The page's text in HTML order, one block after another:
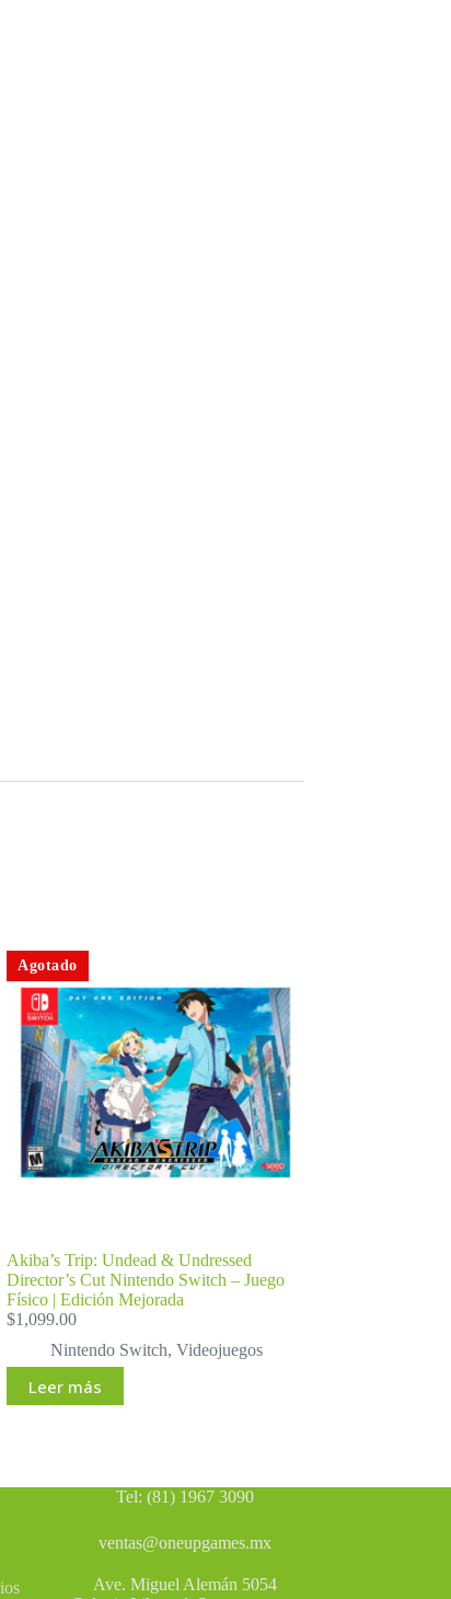
Agotado
Akiba’s Trip: Undead & Undressed
Director’s Cut Nintendo Switch – Juego
Físico | Edición Mejorada
$1,099.00
Nintendo Switch,Videojuegos
Leer más
Tel: (81) 1967 3090
ventas@oneupgames.mx
Ave. Miguel Alemán 5054